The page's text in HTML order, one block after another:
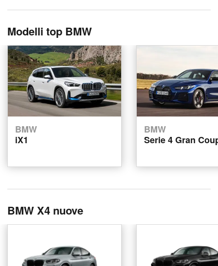
Modelli top BMW
BMW
iX1
BMW
Serie 4 Gran
BMW X4 nuove